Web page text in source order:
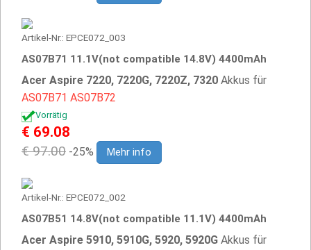
Artikel-Nr.: EPCE072_003
AS07B71 11.1V(not compatible 14.8V) 4400mAh
Acer Aspire 7220, 7220G, 7220Z, 7320 Akkus für
AS07B71 AS07B72
Vorrätig
€ 69.08
€ 97.00 -25% Mehr info
Artikel-Nr.: EPCE072_002
AS07B51 14.8V(not compatible 11.1V) 4400mAh
Acer Aspire 5910, 5910G, 5920, 5920G Akkus für